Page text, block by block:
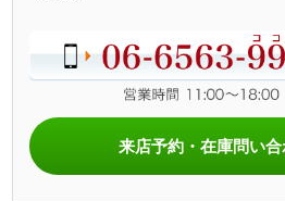
来店予約・在庫問い